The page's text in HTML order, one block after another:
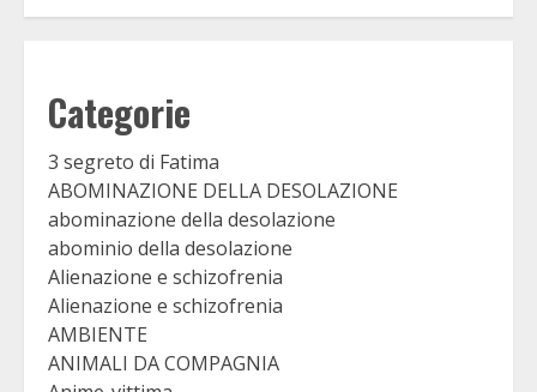
Categorie
3 segreto di Fatima
ABOMINAZIONE DELLA DESOLAZIONE
abominazione della desolazione
abominio della desolazione
Alienazione e schizofrenia
Alienazione e schizofrenia
AMBIENTE
ANIMALI DA COMPAGNIA